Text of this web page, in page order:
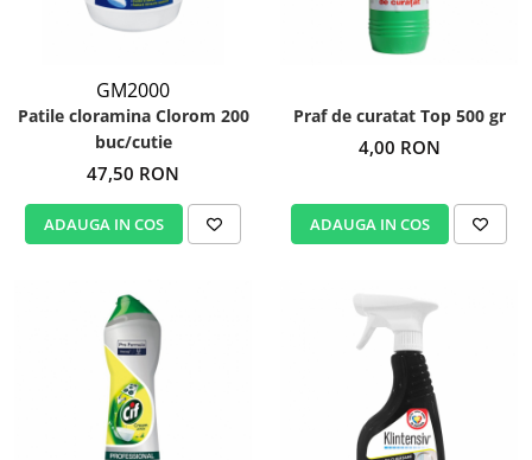
GM2000
Patile cloramina Clorom 200
buc/cutie
47,50 RON
ADAUGA IN COS
Praf de curatat Top 500 gr
4,00 RON
ADAUGA IN COS